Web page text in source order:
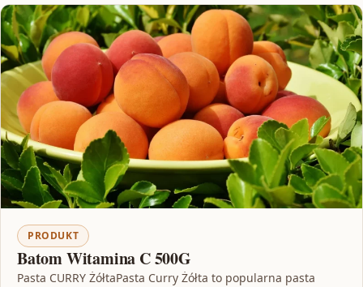
PRODUKT
Batom Witamina C 500G
Pasta CURRY ŻółtaPasta Curry Żółta to popularna pasta